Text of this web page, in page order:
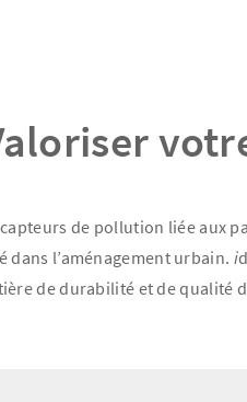
de pollution liée aux
dans l’aménagement urbain. i
de durabilité et de qualité